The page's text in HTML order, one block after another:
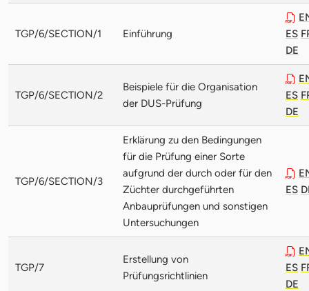
TGP/6/SECTION/1 Einführung
ES
DE
TGP/6/SECTION/2
Beispiele für die Organisation
der DUS-Prüfung
ES
DE
TGP/6/SECTION/3
Erklärung zu den Bedingungen
für die Prüfung einer Sorte
aufgrund der durch oder für den
Züchter durchgeführten
Anbauprüfungen und sonstigen
Untersuchungen
ES
TGP/7
Erstellung von
Prüfungsrichtlinien
ES
DE